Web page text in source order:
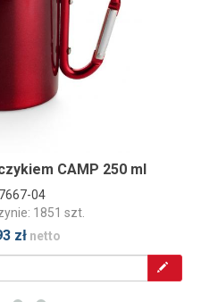
CAMP 250 ml
04
1851 szt.
zł netto